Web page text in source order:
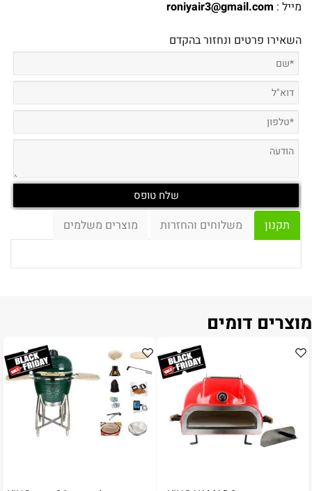
מייל : roniyair3@gmail.com
השאירו פרטים ונחזור בהקדם
תקנון משלוחים והחזרות מוצרים משלמים
מוצרים דומים